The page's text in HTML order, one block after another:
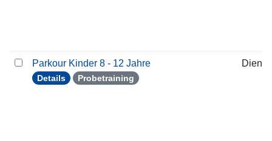
Parkour Kinder 8 - 12 Jahre
Details Probetraining